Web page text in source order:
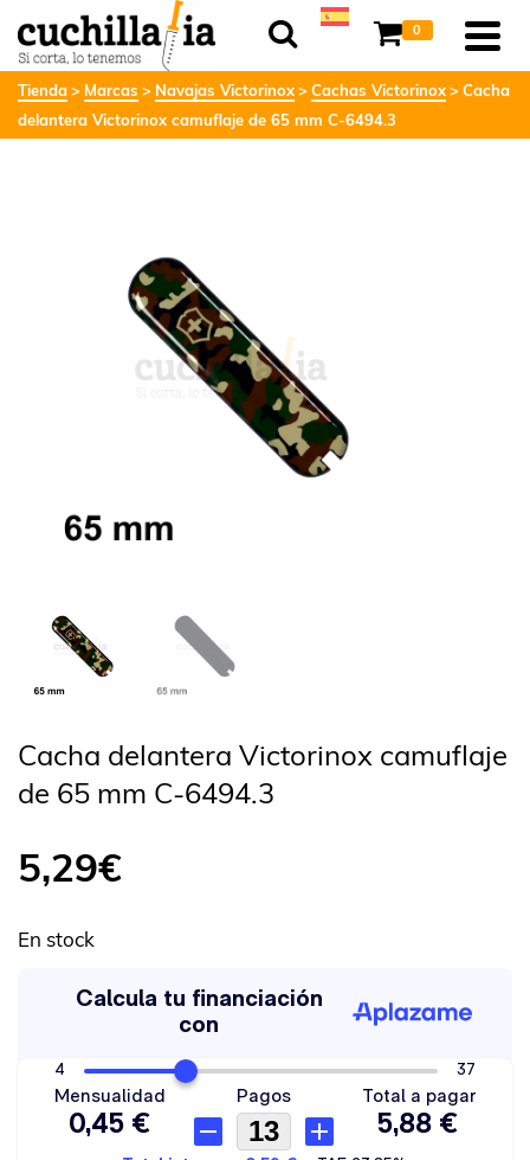
0
Tienda Marcas Navajas Victorinox Cachas Victorinox
Cacha
delantera Victorinox camuflaje de 65 mm C-6494.3
Cacha delantera Victorinox camuflaje
de 65 mm C-6494.3
5,29€
En stock